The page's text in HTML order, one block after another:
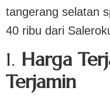
tangerang selatan
40 ribu dari
1. Harga
Terjamin